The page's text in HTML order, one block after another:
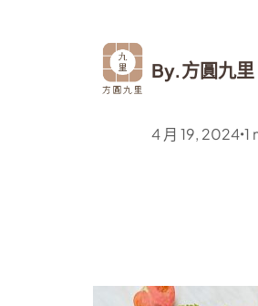
By.方圓九里
4 月 19, 2024•1